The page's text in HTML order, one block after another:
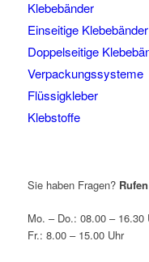
Klebebänder
Einseitige Klebebänder
Doppelseitige
Verpackungssysteme
Flüssigkleber
Klebstoffe
Sie haben Fragen?
Mo. – Do.: 08.00 – 16.30
Fr.: 8.00 – 15.00 Uhr